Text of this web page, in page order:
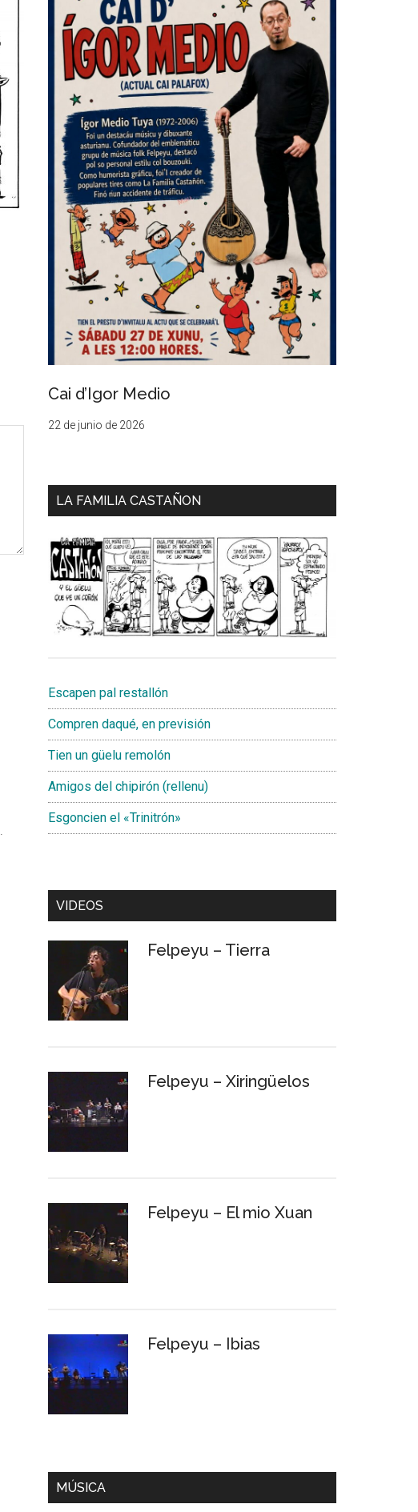
Cai d’Igor Medio
22 de junio de 2026
LA FAMILIA CASTAÑON
Escapen pal restallón
Compren daqué, en previsión
Tien un güelu remolón
Amigos del chipirón (rellenu)
Esgoncien el «Trinitrón»
VIDEOS
Felpeyu – Tierra
Felpeyu – Xiringüelos
Felpeyu – El mio Xuan
Felpeyu – Ibias
MÚSICA